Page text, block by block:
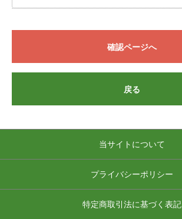
確認ページへ
戻る
当サイトについて
プライバシーポリシー
特定商取引法に基づく表記